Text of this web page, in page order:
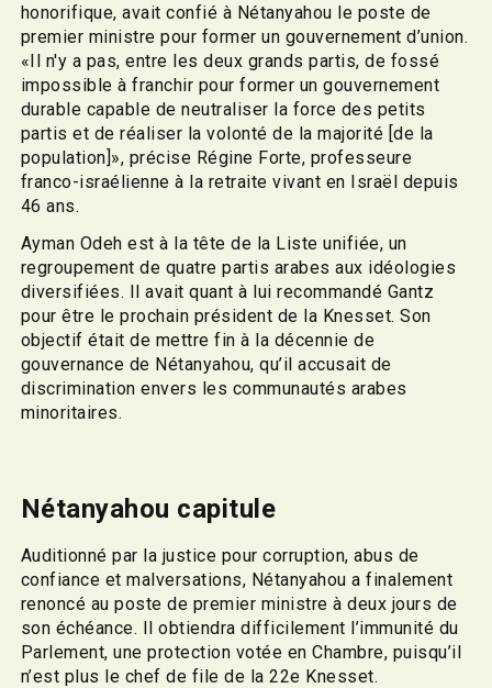
honorifique, avait confié à Nétanyahou le poste de
premier ministre pour former un gouvernement d’union.
«Il n'y a pas, entre les deux grands partis, de fossé
impossible à franchir pour former un gouvernement
durable capable de neutraliser la force des petits
partis et de réaliser la volonté de la majorité [de la
population]», précise Régine Forte, professeure
franco-israélienne à la retraite vivant en Israël depuis
46 ans.
Ayman Odeh est à la tête de la Liste unifiée, un
regroupement de quatre partis arabes aux idéologies
diversifiées. Il avait quant à lui recommandé Gantz
pour être le prochain président de la Knesset. Son
objectif était de mettre fin à la décennie de
gouvernance de Nétanyahou, qu’il accusait de
discrimination envers les communautés arabes
minoritaires.
Nétanyahou capitule
Auditionné par la justice pour corruption, abus de
confiance et malversations, Nétanyahou a finalement
renoncé au poste de premier ministre à deux jours de
son échéance. Il obtiendra difficilement l’immunité du
Parlement, une protection votée en Chambre, puisqu’il
n’est plus le chef de file de la 22e Knesset.